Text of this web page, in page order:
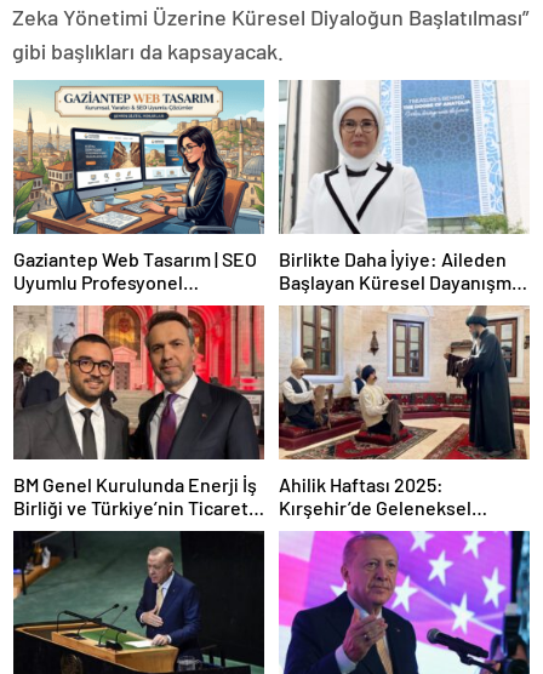
Zeka Yönetimi Üzerine Küresel Diyaloğun Başlatılması”
gibi başlıkları da kapsayacak.
Gaziantep Web Tasarım | SEO
Uyumlu Profesyonel
Çözümler
Birlikte Daha İyiye: Aileden
Başlayan Küresel Dayanışma
Yan Etkinliği (BM 80. Genel
Kurulu)
BM Genel Kurulunda Enerji İş
Birliği ve Türkiye’nin Ticaret
Hedefleri: Bayraktar’ın
Açıklamaları
Ahilik Haftası 2025:
Kırşehir’de Geleneksel
Kutlama ve Kültürel Mirasın
Yaşatılması